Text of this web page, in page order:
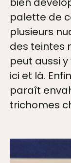
palette de
plusieurs
des teintes
peut aussi
ici et là.
paraît
trichomes